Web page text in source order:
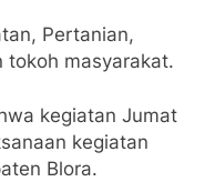
Pertanian,
tokoh masyarakat.
kegiatan Jumat
kegiatan
Blora.